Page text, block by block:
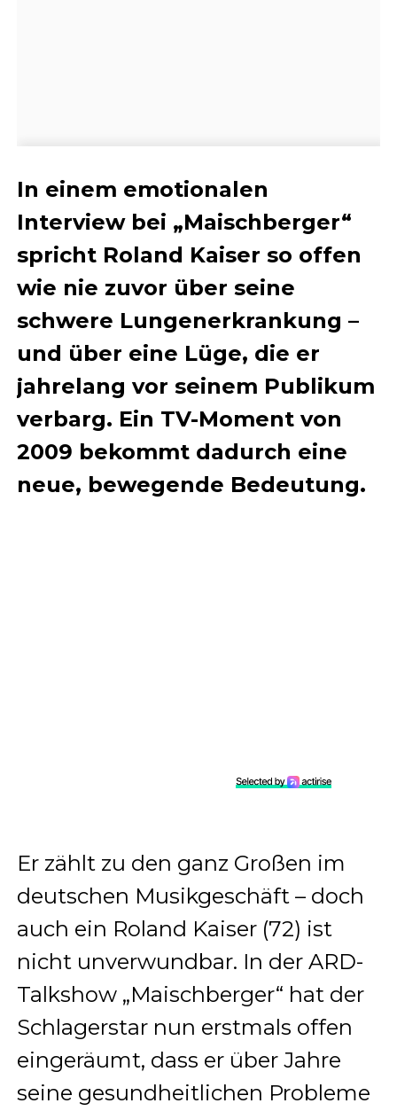
In einem emotionalen
Interview bei „Maischberger“
spricht Roland Kaiser so offen
wie nie zuvor über seine
schwere Lungenerkrankung –
und über eine Lüge, die er
jahrelang vor seinem Publikum
verbarg. Ein TV-Moment von
2009 bekommt dadurch eine
neue, bewegende Bedeutung.
Er zählt zu den ganz Großen im
deutschen Musikgeschäft – doch
auch ein Roland Kaiser (72) ist
nicht unverwundbar. In der ARD-
Talkshow „Maischberger“ hat der
Schlagerstar nun erstmals offen
eingeräumt, dass er über Jahre
seine gesundheitlichen Probleme